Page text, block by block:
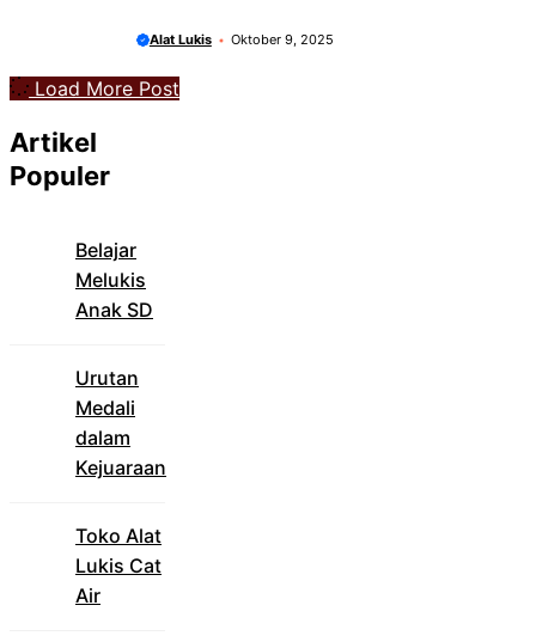
Alat Lukis Oktober 9, 2025
Load More Post
Artikel
Populer
Belajar
Melukis
Anak SD
Urutan
Medali
dalam
Kejuaraan
Toko Alat
Lukis Cat
Air